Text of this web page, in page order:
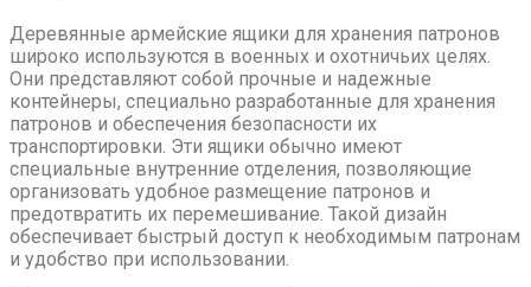
Деревянные армейские ящики для хранения патронов
широко используются в военных и охотничьих целях.
Они представляют собой прочные и надежные
контейнеры, специально разработанные для хранения
патронов и обеспечения безопасности их
транспортировки. Эти ящики обычно имеют
специальные внутренние отделения, позволяющие
организовать удобное размещение патронов и
предотвратить их перемешивание. Такой дизайн
обеспечивает быстрый доступ к необходимым патронам
и удобство при использовании.